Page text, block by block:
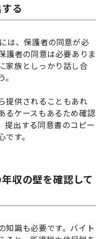
る
は、保護者の同意が必
護者の同意は必要ありま
家族としっかり話し合
提供されることもあれ
るケースもあるため確認
提出する同意書のコピー
す。
収の壁を確認して
知識も必要です。バイト